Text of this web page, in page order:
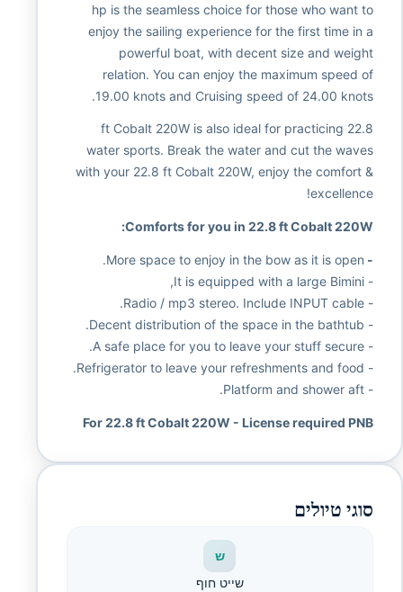
hp is the seamless choice for those who want to
enjoy the sailing experience for the first time in a
powerful boat, with decent size and weight
relation. You can enjoy the maximum speed of
19.00 knots and Cruising speed of 24.00 knots.
22.8 ft Cobalt 220W is also ideal for practicing
water sports. Break the water and cut the waves
with your 22.8 ft Cobalt 220W, enjoy the comfort &
excellence!
Comforts for you in 22.8 ft Cobalt 220W:
-
More space to enjoy in the bow as it is open.
- It is equipped with a large Bimini,
- Radio / mp3 stereo. Include INPUT cable.
- Decent distribution of the space in the bathtub.
- A safe place for you to leave your stuff secure.
- Refrigerator to leave your refreshments and food.
- Platform and shower aft.
For 22.8 ft Cobalt 220W - License required PNB
סוגי טיולים
ש
שייט חוף